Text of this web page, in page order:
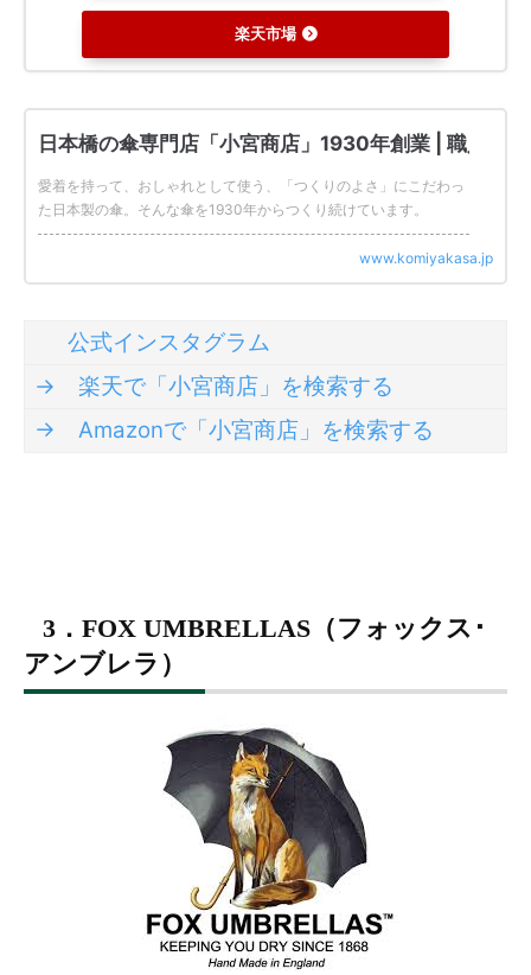
楽天市場
日本橋の傘専門店「小宮商店」1930年創業 | 職人に
愛着を持って、おしゃれとして使う、「つくりのよさ」にこだわっ
た日本製の傘。そんな傘を1930年からつくり続けています。
www.komiyakasa.jp
公式インスタグラム
→ 楽天で「小宮商店」を検索する
→ Amazonで「小宮商店」を検索する
3．FOX UMBRELLAS（フォックス･
アンブレラ）